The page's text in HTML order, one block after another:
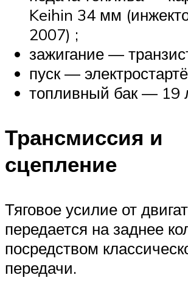
Keihin 34 мм
2007) ;
зажигание —
пуск —
топливный бак — 19
Трансмиссия и
сцепление
Тяговое усилие от
передается на заднее
посредством
передачи.